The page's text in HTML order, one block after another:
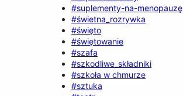
#suplementy-na-menopauzę
#świetna_rozrywka
#święto
#świętowanie
#szafa
#szkodliwe_składniki
#szkoła w chmurze
#sztuka